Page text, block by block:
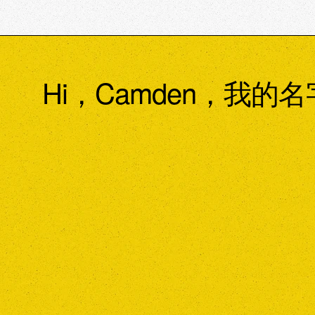
Hi，Camden，我的